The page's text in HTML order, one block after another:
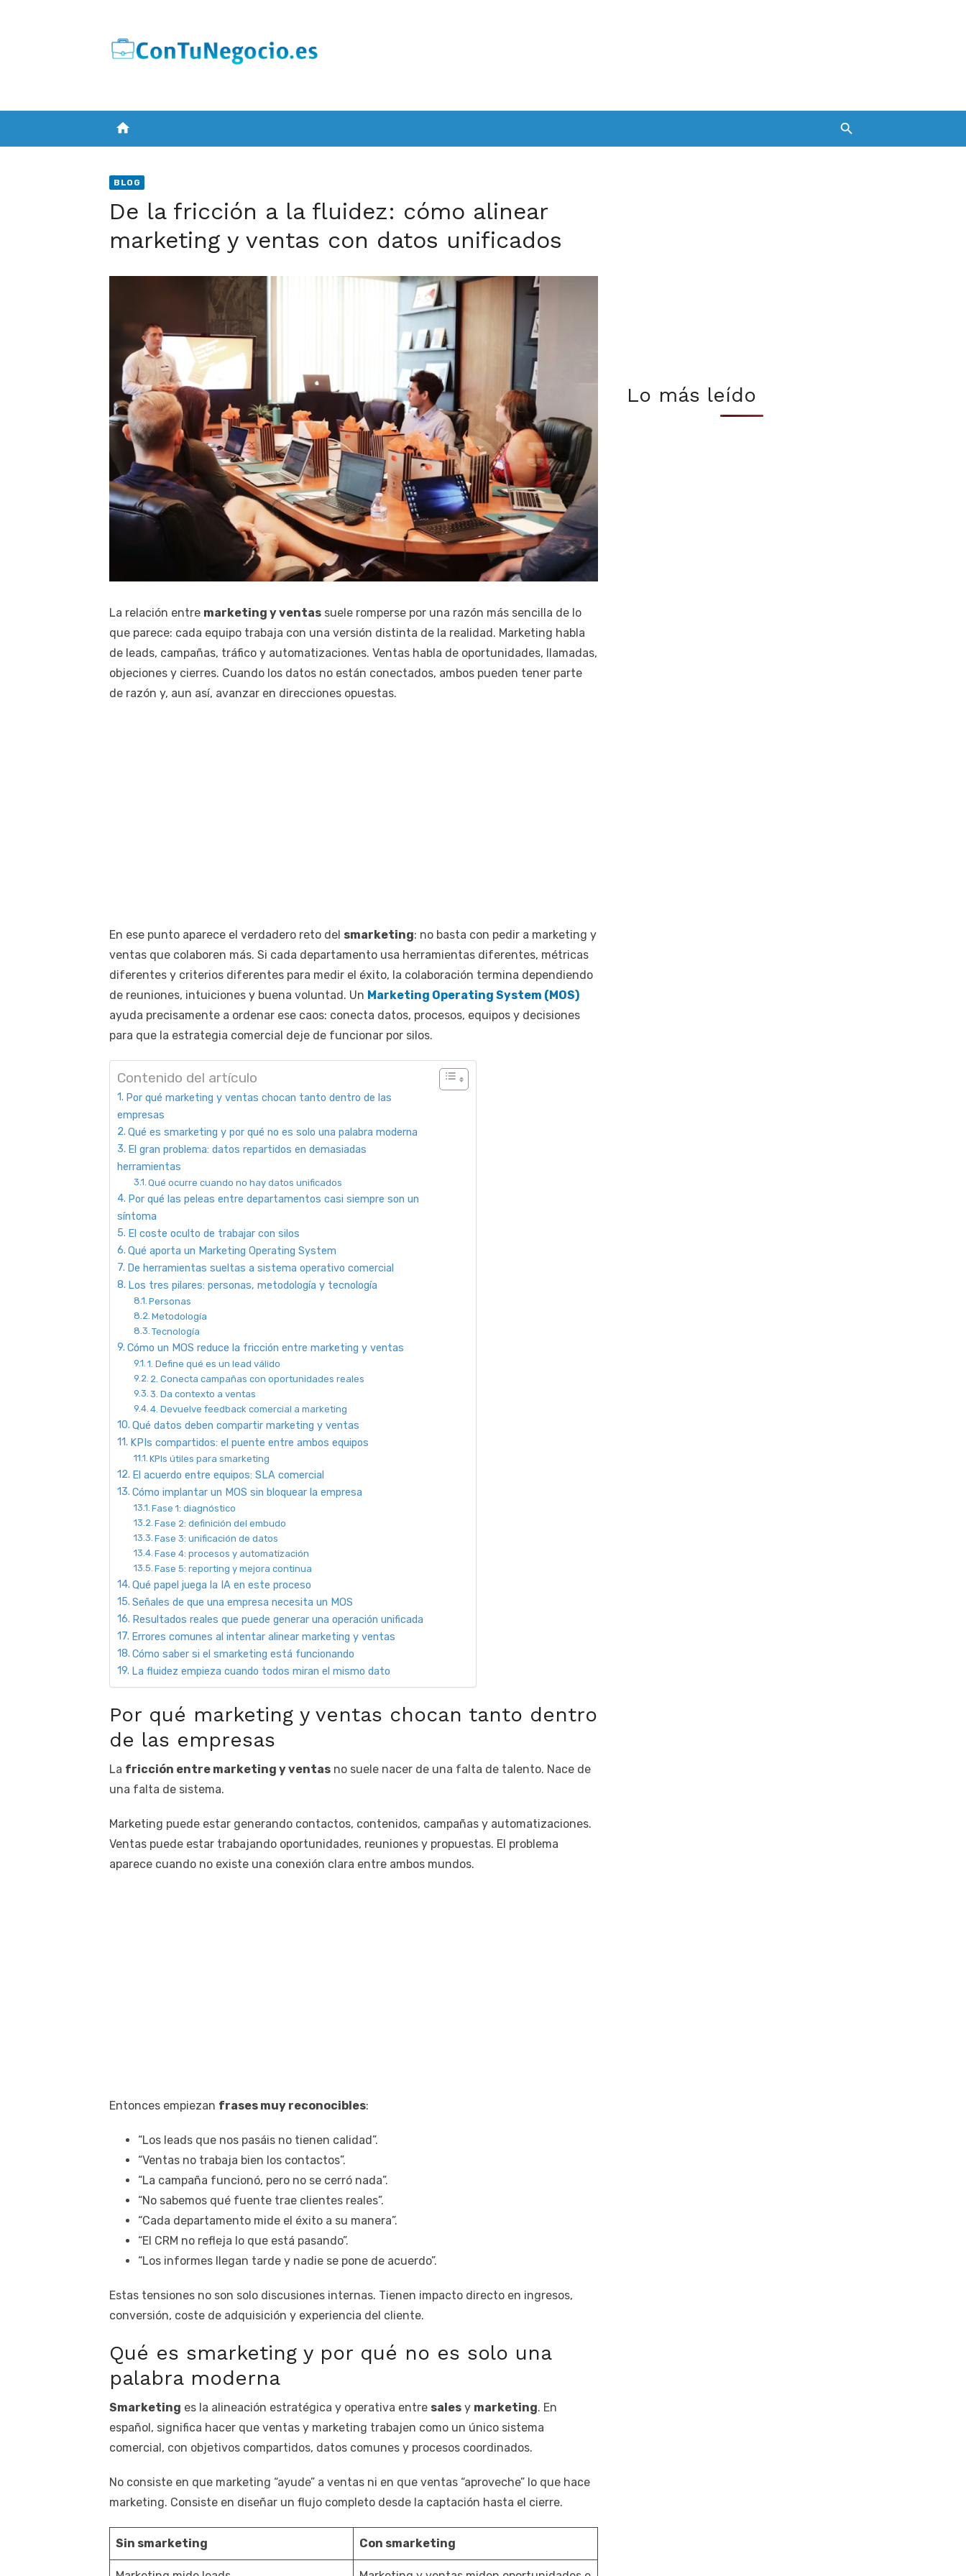
home
BLOG
De la fricción a la fluidez: cómo alinear
marketing y ventas con datos unificados
La relación entre marketing y ventas suele romperse por una razón más sencilla de lo
que parece: cada equipo trabaja con una versión distinta de la realidad. Marketing habla
de leads, campañas, tráfico y automatizaciones. Ventas habla de oportunidades, llamadas,
objeciones y cierres. Cuando los datos no están conectados, ambos pueden tener parte
de razón y, aun así, avanzar en direcciones opuestas.
En ese punto aparece el verdadero reto del smarketing: no basta con pedir a marketing y
ventas que colaboren más. Si cada departamento usa herramientas diferentes, métricas
diferentes y criterios diferentes para medir el éxito, la colaboración termina dependiendo
de reuniones, intuiciones y buena voluntad. Un Marketing Operating System (MOS)
ayuda precisamente a ordenar ese caos: conecta datos, procesos, equipos y decisiones
para que la estrategia comercial deje de funcionar por silos.
Contenido del artículo
Por qué marketing y ventas chocan tanto dentro de las
empresas
Qué es smarketing y por qué no es solo una palabra moderna
El gran problema: datos repartidos en demasiadas
herramientas
Qué ocurre cuando no hay datos unificados
Por qué las peleas entre departamentos casi siempre son un
síntoma
El coste oculto de trabajar con silos
Qué aporta un Marketing Operating System
De herramientas sueltas a sistema operativo comercial
Los tres pilares: personas, metodología y tecnología
Personas
Metodología
Tecnología
Cómo un MOS reduce la fricción entre marketing y ventas
1. Define qué es un lead válido
2. Conecta campañas con oportunidades reales
3. Da contexto a ventas
4. Devuelve feedback comercial a marketing
Qué datos deben compartir marketing y ventas
KPIs compartidos: el puente entre ambos equipos
KPIs útiles para smarketing
El acuerdo entre equipos: SLA comercial
Cómo implantar un MOS sin bloquear la empresa
Fase 1: diagnóstico
Fase 2: definición del embudo
Fase 3: unificación de datos
Fase 4: procesos y automatización
Fase 5: reporting y mejora continua
Qué papel juega la IA en este proceso
Señales de que una empresa necesita un MOS
Resultados reales que puede generar una operación unificada
Errores comunes al intentar alinear marketing y ventas
Cómo saber si el smarketing está funcionando
La fluidez empieza cuando todos miran el mismo dato
Por qué marketing y ventas chocan tanto dentro
de las empresas
La fricción entre marketing y ventas no suele nacer de una falta de talento. Nace de
una falta de sistema.
Marketing puede estar generando contactos, contenidos, campañas y automatizaciones.
Ventas puede estar trabajando oportunidades, reuniones y propuestas. El problema
aparece cuando no existe una conexión clara entre ambos mundos.
Entonces empiezan frases muy reconocibles:
“Los leads que nos pasáis no tienen calidad”.
“Ventas no trabaja bien los contactos”.
“La campaña funcionó, pero no se cerró nada”.
“No sabemos qué fuente trae clientes reales”.
“Cada departamento mide el éxito a su manera”.
“El CRM no refleja lo que está pasando”.
“Los informes llegan tarde y nadie se pone de acuerdo”.
Estas tensiones no son solo discusiones internas. Tienen impacto directo en ingresos,
conversión, coste de adquisición y experiencia del cliente.
Qué es smarketing y por qué no es solo una
palabra moderna
Smarketing es la alineación estratégica y operativa entre sales y marketing. En
español, significa hacer que ventas y marketing trabajen como un único sistema
comercial, con objetivos compartidos, datos comunes y procesos coordinados.
No consiste en que marketing “ayude” a ventas ni en que ventas “aproveche” lo que hace
marketing. Consiste en diseñar un flujo completo desde la captación hasta el cierre.
Sin smarketing Con smarketing
Lo más leído